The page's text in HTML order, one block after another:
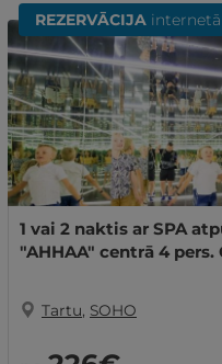
REZERVĀCIJA internetā
1 vai 2 naktis ar SPA
"AHHAA" centrā 4 pers.
Tartu, SOHO